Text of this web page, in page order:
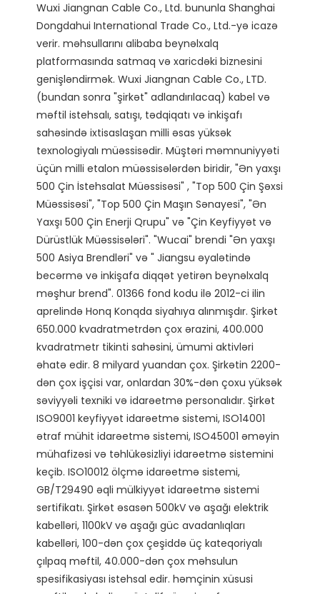
Wuxi Jiangnan Cable Co., Ltd. bununla Shanghai
Dongdahui International Trade Co., Ltd.-yə icazə
verir. məhsullarını alibaba beynəlxalq
platformasında satmaq və xaricdəki biznesini
genişləndirmək. Wuxi Jiangnan Cable Co., LTD.
(bundan sonra "şirkət" adlandırılacaq) kabel və
məftil istehsalı, satışı, tədqiqatı və inkişafı
sahəsində ixtisaslaşan milli əsas yüksək
texnologiyalı müəssisədir. Müştəri məmnuniyyəti
üçün milli etalon müəssisələrdən biridir, "Ən yaxşı
500 Çin İstehsalat Müəssisəsi" , "Top 500 Çin Şəxsi
Müəssisəsi", "Top 500 Çin Maşın Sənayesi", "Ən
Yaxşı 500 Çin Enerji Qrupu" və "Çin Keyfiyyət və
Dürüstlük Müəssisələri". "Wucai" brendi "Ən yaxşı
500 Asiya Brendləri" və " Jiangsu əyalətində
becərmə və inkişafa diqqət yetirən beynəlxalq
məşhur brend". 01366 fond kodu ilə 2012-ci ilin
aprelində Honq Konqda siyahıya alınmışdır. Şirkət
650.000 kvadratmetrdən çox ərazini, 400.000
kvadratmetr tikinti sahəsini, ümumi aktivləri
əhatə edir. 8 milyard yuandan çox. Şirkətin 2200-
dən çox işçisi var, onlardan 30%-dən çoxu yüksək
səviyyəli texniki və idarəetmə personalıdır. Şirkət
ISO9001 keyfiyyət idarəetmə sistemi, ISO14001
ətraf mühit idarəetmə sistemi, ISO45001 əməyin
mühafizəsi və təhlükəsizliyi idarəetmə sistemini
keçib. ISO10012 ölçmə idarəetmə sistemi,
GB/T29490 əqli mülkiyyət idarəetmə sistemi
sertifikatı. Şirkət əsasən 500kV və aşağı elektrik
kabelləri, 1100kV və aşağı güc avadanlıqları
kabelləri, 100-dən çox çeşiddə üç kateqoriyalı
çılpaq məftil, 40.000-dən çox məhsulun
spesifikasiyası istehsal edir. həmçinin xüsusi